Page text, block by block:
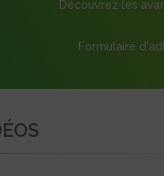
Découvrez les
Formulaire